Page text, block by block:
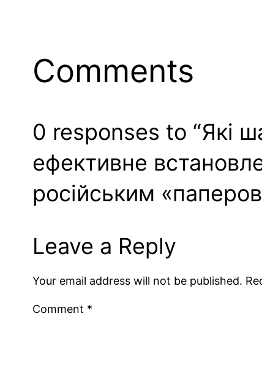
Comments
0 responses to “Які
ефективне
російським
Leave a Reply
Your email address will not be published.
Comment *